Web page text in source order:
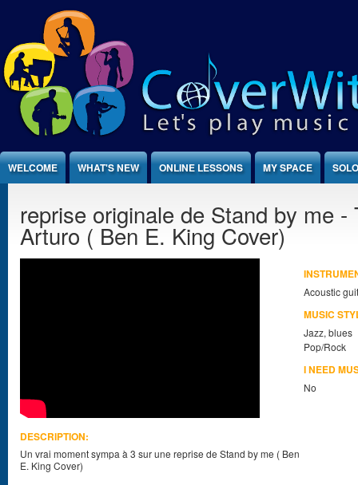
Jump to Content
WELCOME WHAT'S NEW ONLINE LESSONS MY SPACE
reprise originale de Stand by me
Arturo ( Ben E. King Cover)
DESCRIPTION:
Un vrai moment sympa à 3 sur une reprise de Stand by me ( Ben
E. King Cover)
Acoustic
MUSIC
Jazz, blues
Pop/Rock
I NEED
No